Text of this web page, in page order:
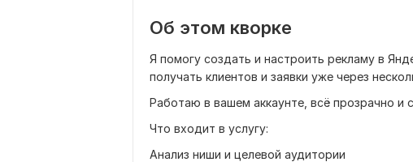
Об этом кворке
Я помогу создать и настроить рекламу в
получать клиентов и заявки уже через
Работаю в вашем аккаунте, всё прозрачно и
Что входит в услугу:
Анализ ниши и целевой аудитории